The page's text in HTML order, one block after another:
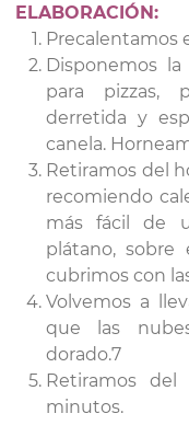
ELABORACIÓN:
Precalentamos
Disponemos
para pizzas,
derretida y
canela.
Retiramos del
recomiendo
más fácil de
plátano, sobre
cubrimos con
Volvemos a
que las
dorado.7
Retiramos del
minutos.